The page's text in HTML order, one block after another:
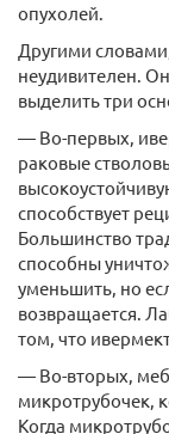
опухолей.
Другими
неудивителен.
выделить три
— Во-первых,
раковые
способствует
Большинство
способны
уменьшить, но
возвращается.
том, что
— Во-вторых,
микротрубочек,
Когда